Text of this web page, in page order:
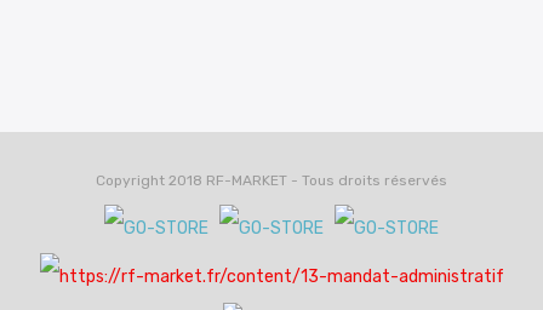
Copyright 2018 RF-MARKET - Tous droits réservés